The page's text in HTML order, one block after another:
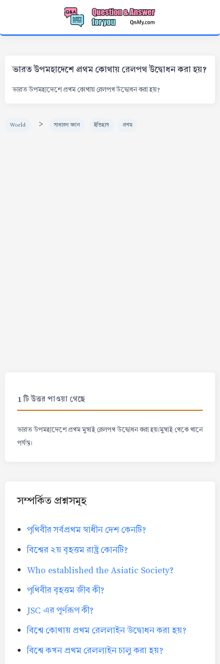
ভারত উপমহাদেশে প্রথম কোথায় রেলপথ উদ্বোধন করা হয়?
ভারত উপমহাদেশে প্রথম কোথায় রেলপথ উদ্বোধন করা হয়?
World > সাধারণ জ্ঞান ইতিহাস প্রথম
1 টি উত্তর পাওয়া গেছে
ভারত উপমহাদেশে প্রথম মুম্বাই রেলপথ উদ্বোধন করা হয়।মুম্বাই থেকে থানে
পর্যন্ত।
সম্পর্কিত প্রশ্নসমূহ
পৃথিবীর সর্বপ্রথম স্বাধীন দেশ কেনটি?
বিশ্বের ২য় বৃহত্তম রাষ্ট্র কোনটি?
Who established the Asiatic Society?
পৃথিবীর বৃহত্তম জীব কী?
JSC এর পূর্ণরূপ কী?
বিশ্বে কোথায় প্রথম রেললাইন উদ্বোধন করা হয়?
বিশ্বে কখন প্রথম রেললাইন চালু করা হয়?